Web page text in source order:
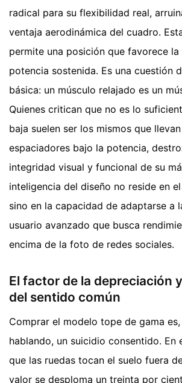
radical para su flexibilidad real,
ventaja aerodinámica del cuadro.
permite una posición que favorece
potencia sostenida. Es una cuestión
básica: un músculo relajado es un
Quienes critican que no es lo
baja suelen ser los mismos que
espaciadores bajo la potencia,
integridad visual y funcional de su
inteligencia del diseño no reside en
sino en la capacidad de adaptarse a
usuario avanzado que busca
encima de la foto de redes sociales.
El factor de la depreciación
del sentido común
Comprar el modelo tope de gama
hablando, un suicidio consentido. En
que las ruedas tocan el suelo fuera
valor se desploma un treinta por